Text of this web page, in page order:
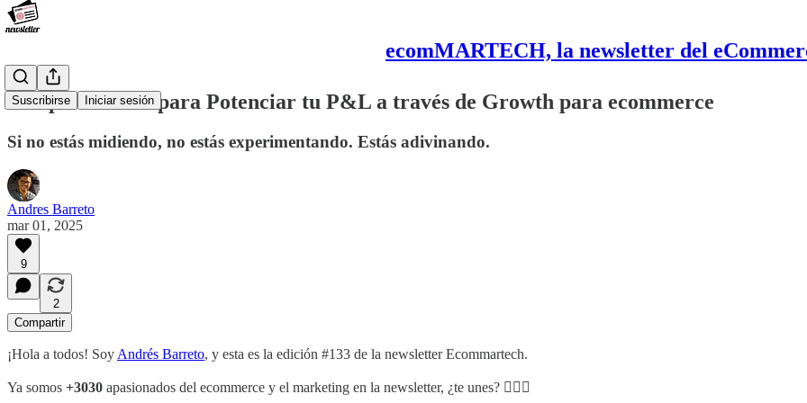
ecomMARTECH, la newsletter del
Suscribirse Iniciar sesión
7 Experimentos para Potenciar tu P&L a través de Growth para ecommerce
Si no estás midiendo, no estás experimentando. Estás adivinando.
Andres Barreto
mar 01, 2025
9
2
Compartir
¡Hola a todos! Soy Andrés Barreto, y esta es la edición #133 de la newsletter Ecommartech.
Ya somos +3030 apasionados del ecommerce y el marketing en la newsletter, ¿te unes? 👇🏾🚀